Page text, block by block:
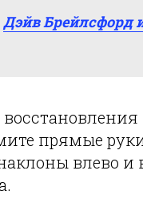
Дэйв Брейлсфорд
прямые
влево и